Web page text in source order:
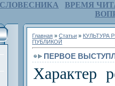
ВРЕМЯ
Главная » Статьи » КУЛЬТУРА
ПУБЛИКОЙ
ПЕРВОЕ
Характер